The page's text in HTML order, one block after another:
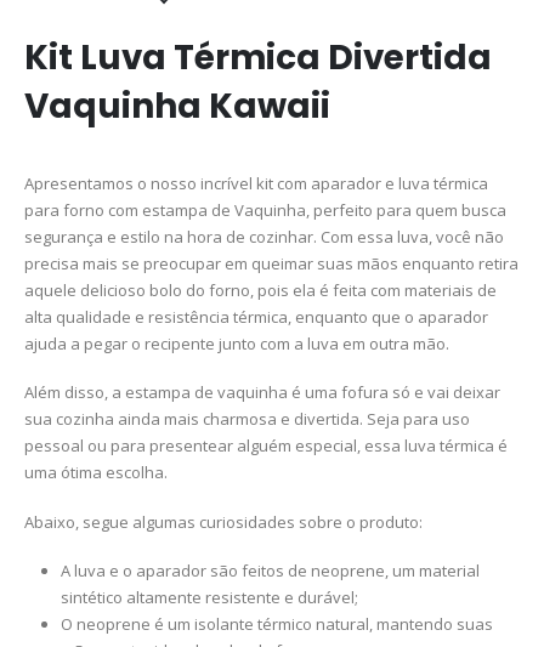
Kit Luva Térmica Divertida
Vaquinha Kawaii
Apresentamos o nosso incrível kit com aparador e luva térmica
para forno com estampa de Vaquinha, perfeito para quem busca
segurança e estilo na hora de cozinhar. Com essa luva, você não
precisa mais se preocupar em queimar suas mãos enquanto retira
aquele delicioso bolo do forno, pois ela é feita com materiais de
alta qualidade e resistência térmica, enquanto que o aparador
ajuda a pegar o recipente junto com a luva em outra mão.
Além disso, a estampa de vaquinha é uma fofura só e vai deixar
sua cozinha ainda mais charmosa e divertida. Seja para uso
pessoal ou para presentear alguém especial, essa luva térmica é
uma ótima escolha.
Abaixo, segue algumas curiosidades sobre o produto:
A luva e o aparador são feitos de neoprene, um material
sintético altamente resistente e durável;
O neoprene é um isolante térmico natural, mantendo suas